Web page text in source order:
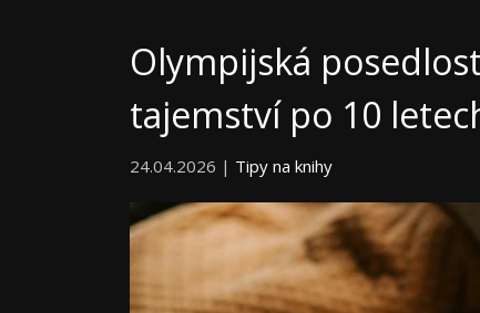
Olympijská
tajemství po 10
24.04.2026 | Tipy na knihy